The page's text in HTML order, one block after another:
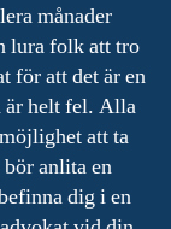
månader
lura folk att tro
för att det är en
är helt fel. Alla
att ta
anlita en
dig i en